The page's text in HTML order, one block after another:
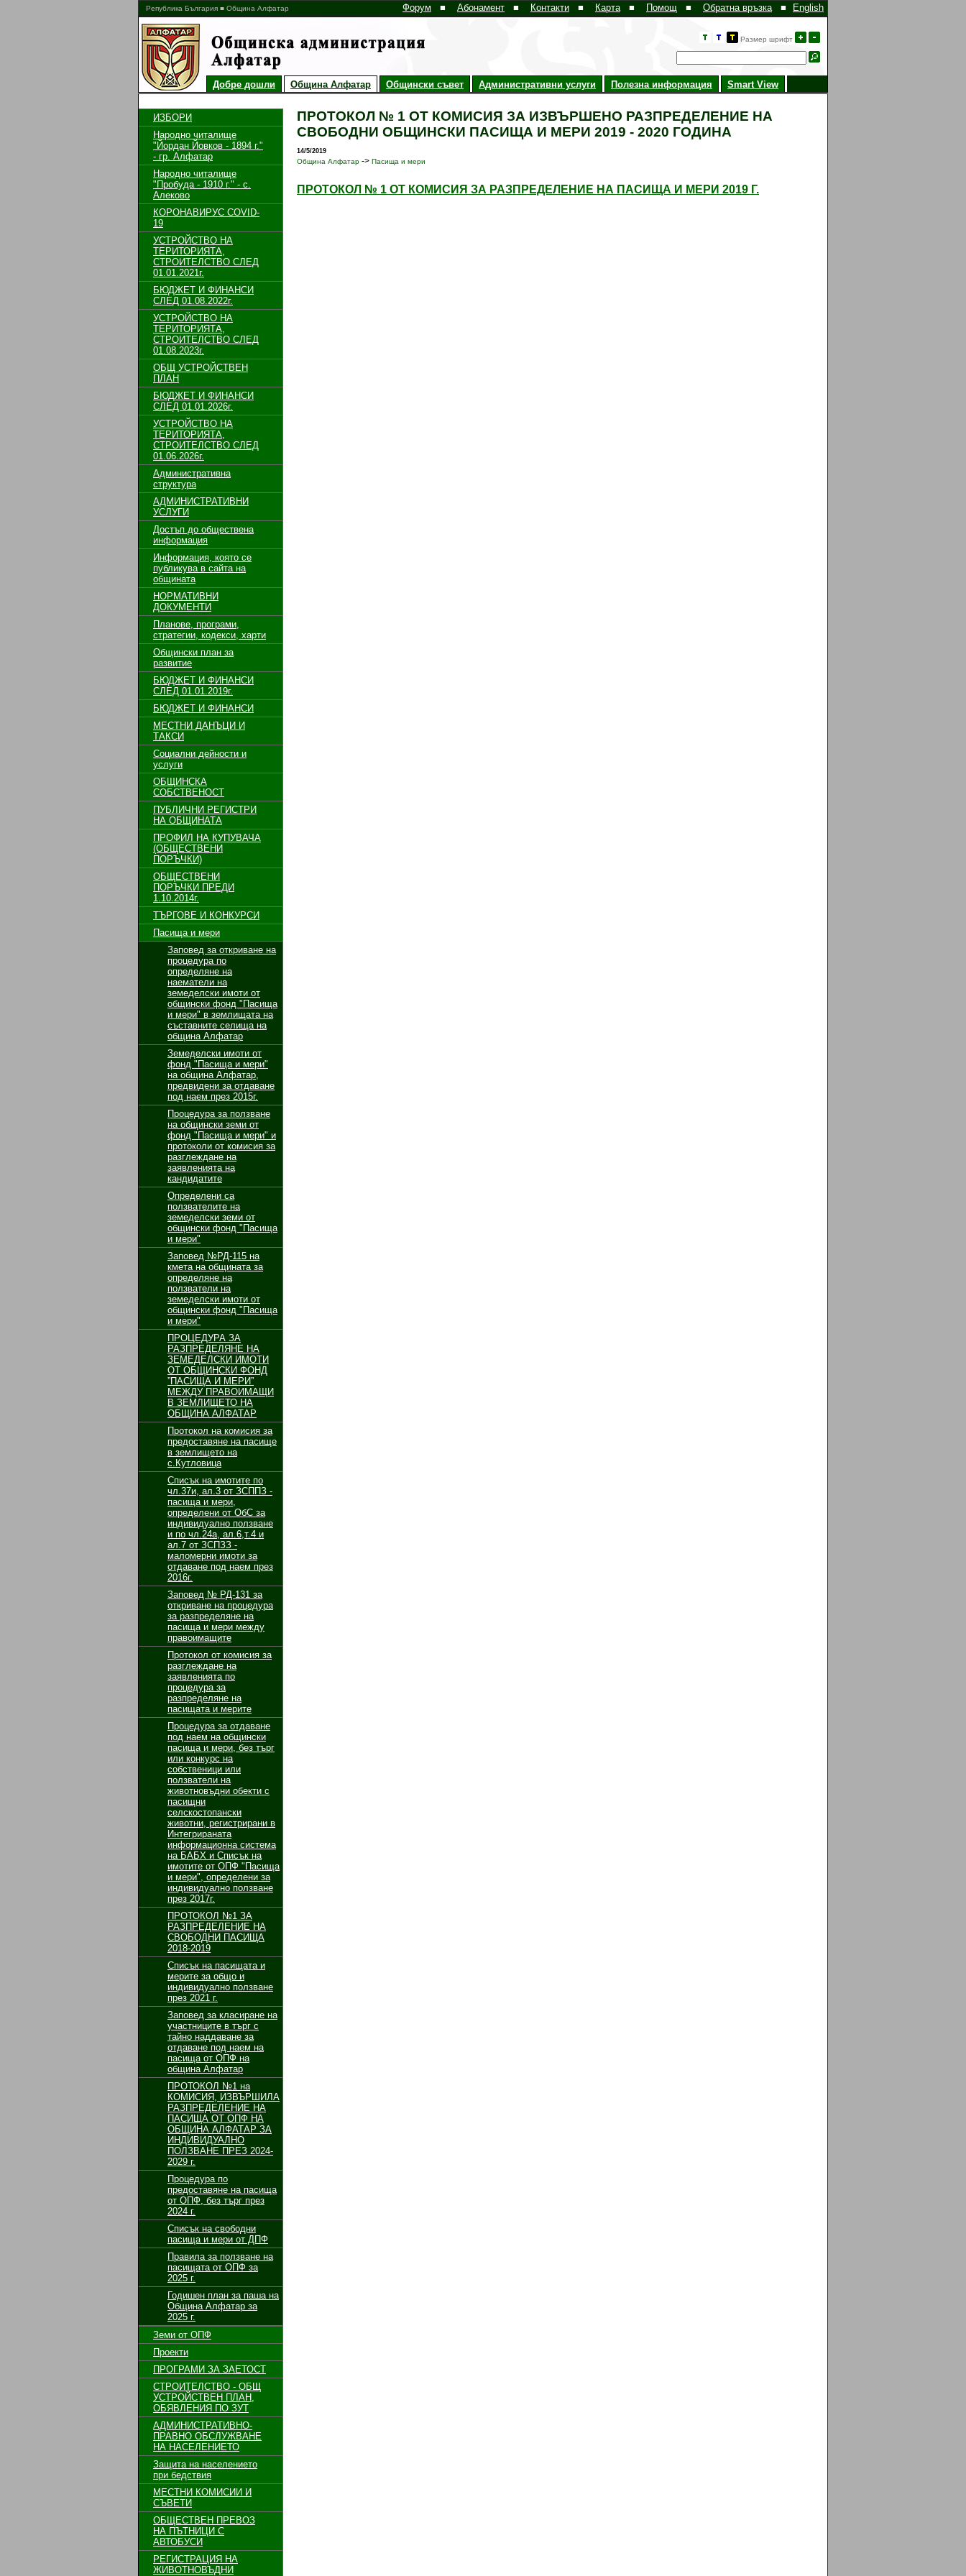
Република България ■ Община Алфатар English
Форум ■ Абонамент ■ Контакти ■ Карта ■ Помощ ■ Обратна връзка ■
Размер шрифт
Добре дошли Община Алфатар Общински съвет Административни услуги Полезна информация Smart View
ИЗБОРИ
Народно читалище
"Йордан Йовков - 1894 г."
- гр. Алфатар
Народно читалище
"Пробуда - 1910 г." - с.
Алеково
КОРОНАВИРУС COVID-
19
УСТРОЙСТВО НА
ТЕРИТОРИЯТА,
СТРОИТЕЛСТВО СЛЕД
01.01.2021г.
БЮДЖЕТ И ФИНАНСИ
СЛЕД 01.08.2022г.
УСТРОЙСТВО НА
ТЕРИТОРИЯТА,
СТРОИТЕЛСТВО СЛЕД
01.08.2023г.
ОБЩ УСТРОЙСТВЕН
ПЛАН
БЮДЖЕТ И ФИНАНСИ
СЛЕД 01.01.2026г.
УСТРОЙСТВО НА
ТЕРИТОРИЯТА,
СТРОИТЕЛСТВО СЛЕД
01.06.2026г.
Административна
структура
АДМИНИСТРАТИВНИ
УСЛУГИ
Достъп до обществена
информация
Информация, която се
публикува в сайта на
общината
НОРМАТИВНИ
ДОКУМЕНТИ
Планове, програми,
стратегии, кодекси, харти
Общински план за
развитие
БЮДЖЕТ И ФИНАНСИ
СЛЕД 01.01.2019г.
БЮДЖЕТ И ФИНАНСИ
МЕСТНИ ДАНЪЦИ И
ТАКСИ
Социални дейности и
услуги
ОБЩИНСКА
СОБСТВЕНОСТ
ПУБЛИЧНИ РЕГИСТРИ
НА ОБЩИНАТА
ПРОФИЛ НА КУПУВАЧА
(ОБЩЕСТВЕНИ
ПОРЪЧКИ)
ОБЩЕСТВЕНИ
ПОРЪЧКИ ПРЕДИ
1.10.2014г.
ТЪРГОВЕ И КОНКУРСИ
Пасища и мери
Заповед за откриване на
процедура по
определяне на
наематели на
земеделски имоти от
общински фонд "Пасища
и мери" в землищата на
съставните селища на
община Алфатар
Земеделски имоти от
фонд "Пасища и мери"
на община Алфатар,
предвидени за отдаване
под наем през 2015г.
Процедура за ползване
на общински земи от
фонд "Пасища и мери" и
протоколи от комисия за
разглеждане на
заявленията на
кандидатите
Определени са
ползвателите на
земеделски земи от
общински фонд "Пасища
и мери"
Заповед №РД-115 на
кмета на общината за
определяне на
ползватели на
земеделски имоти от
общински фонд "Пасища
и мери"
ПРОЦЕДУРА ЗА
РАЗПРЕДЕЛЯНЕ НА
ЗЕМЕДЕЛСКИ ИМОТИ
ОТ ОБЩИНСКИ ФОНД
”ПАСИЩА И МЕРИ”
МЕЖДУ ПРАВОИМАЩИ
В ЗЕМЛИЩЕТО НА
ОБЩИНА АЛФАТАР
Протокол на комисия за
предоставяне на пасище
в землището на
с.Кутловица
Списък на имотите по
чл.37и, ал.3 от ЗСППЗ -
пасища и мери,
определени от ОбС за
индивидуално ползване
и по чл.24а, ал.6,т.4 и
ал.7 от ЗСПЗЗ -
маломерни имоти за
отдаване под наем през
2016г.
Заповед № РД-131 за
откриване на процедура
за разпределяне на
пасища и мери между
правоимащите
Протокол от комисия за
разглеждане на
заявленията по
процедура за
разпределяне на
пасищата и мерите
Процедура за отдаване
под наем на общински
пасища и мери, без търг
или конкурс на
собственици или
ползватели на
животновъдни обекти с
пасищни
селскостопански
животни, регистрирани в
Интегрираната
информационна система
на БАБХ и Списък на
имотите от ОПФ "Пасища
и мери", определени за
индивидуално ползване
през 2017г.
ПРОТОКОЛ №1 ЗА
РАЗПРЕДЕЛЕНИЕ НА
СВОБОДНИ ПАСИЩА
2018-2019
Списък на пасищата и
мерите за общо и
индивидуално ползване
през 2021 г.
Заповед за класиране на
участниците в търг с
тайно наддаване за
отдаване под наем на
пасища от ОПФ на
община Алфатар
ПРОТОКОЛ №1 на
КОМИСИЯ, ИЗВЪРШИЛА
РАЗПРЕДЕЛЕНИЕ НА
ПАСИЩА ОТ ОПФ НА
ОБЩИНА АЛФАТАР ЗА
ИНДИВИДУАЛНО
ПОЛЗВАНЕ ПРЕЗ 2024-
2029 г.
Процедура по
предоставяне на пасища
от ОПФ, без търг през
2024 г.
Списък на свободни
пасища и мери от ДПФ
Правила за ползване на
пасищата от ОПФ за
2025 г.
Годишен план за паша на
Община Алфатар за
2025 г.
Земи от ОПФ
Проекти
ПРОГРАМИ ЗА ЗАЕТОСТ
СТРОИТЕЛСТВО - ОБЩ
УСТРОЙСТВЕН ПЛАН,
ОБЯВЛЕНИЯ ПО ЗУТ
АДМИНИСТРАТИВНО-
ПРАВНО ОБСЛУЖВАНЕ
НА НАСЕЛЕНИЕТО
Защита на населението
при бедствия
МЕСТНИ КОМИСИИ И
СЪВЕТИ
ОБЩЕСТВЕН ПРЕВОЗ
НА ПЪТНИЦИ С
АВТОБУСИ
РЕГИСТРАЦИЯ НА
ЖИВОТНОВЪДНИ
ПРОТОКОЛ № 1 ОТ КОМИСИЯ ЗА ИЗВЪРШЕНО РАЗПРЕДЕЛЕНИЕ НА
СВОБОДНИ ОБЩИНСКИ ПАСИЩА И МЕРИ 2019 - 2020 ГОДИНА
14/5/2019
Община Алфатар -> Пасища и мери
ПРОТОКОЛ № 1 ОТ КОМИСИЯ ЗА РАЗПРЕДЕЛЕНИЕ НА ПАСИЩА И МЕРИ 2019 Г.